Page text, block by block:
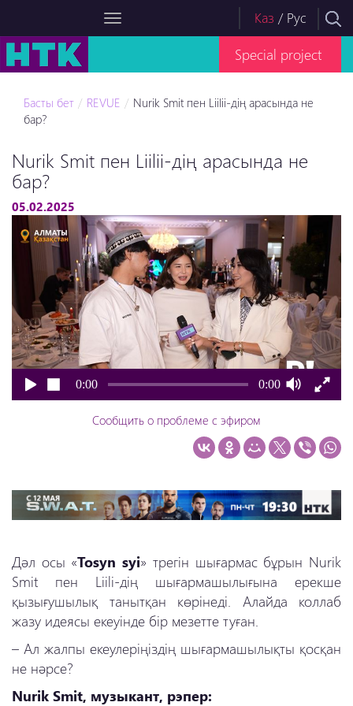
Каз / Рус
Special project
Басты бет REVUE
Nurik Smit пен Liilii-дің арасында не
бар?
Nurik Smit пен Liilii-дің арасында не
бар?
05.02.2025
0:00 0:00
Сообщить о проблеме с эфиром
Дәл осы «Tosyn syi» трегін шығармас бұрын Nurik
Smit пен Liili-дің
шығармашылығына ерекше
қызығушылық танытқан көрінеді. Алайда коллаб
жазу идеясы екеуінде бір мезетте туған.
– Ал жалпы екеулеріңіздің шығармашылықты қосқан
не нәрсе?
Nurik Smit, музыкант, рэпер: